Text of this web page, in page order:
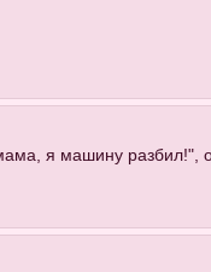
я машину разбил!",